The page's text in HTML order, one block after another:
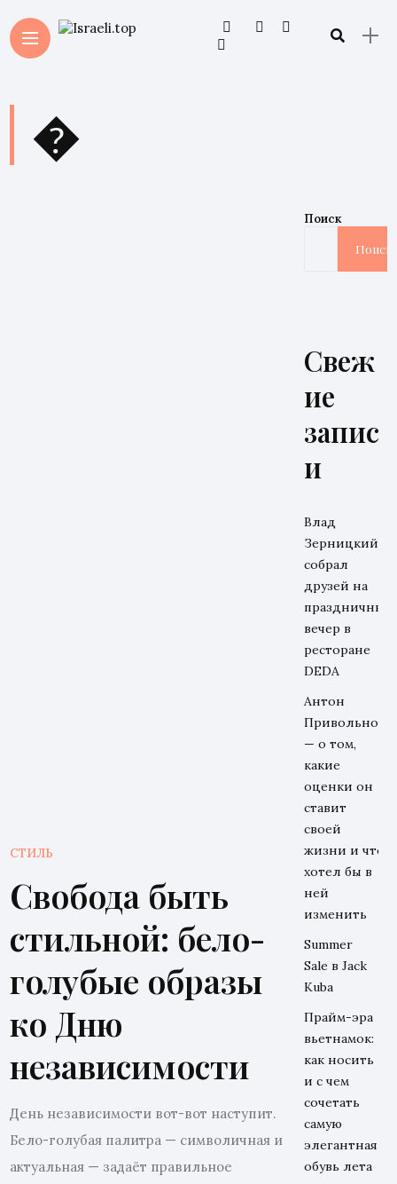
�
СТИЛЬ
Свобода быть
стильной: бело-
голубые образы
ко Дню
независимости
День независимости вот-вот наступит.
Бело-голубая палитра — символичная и
актуальная — задаёт правильное
Поиск
Поиск
Свеж
ие
запис
и
Влад
Зерницкий
собрал
друзей на
праздничный
вечер в
ресторане
DEDA
Антон
Привольнов
— о том,
какие
оценки он
ставит
своей
жизни и что
хотел бы в
ней
изменить
Summer
Sale в Jack
Kuba
Прайм-эра
вьетнамок:
как носить
и с чем
сочетать
самую
элегантная
обувь лета